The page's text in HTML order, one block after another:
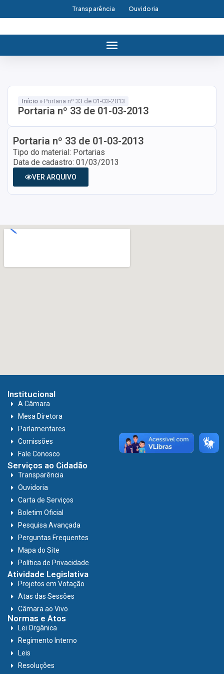
Transparência Ouvidoria
Início » Portaria nº 33 de 01-03-2013
Portaria nº 33 de 01-03-2013
Portaria nº 33 de 01-03-2013
Tipo do material: Portarias
Data de cadastro: 01/03/2013
VER ARQUIVO
Institucional
A Câmara
Mesa Diretora
Parlamentares
Comissões
Fale Conosco
Serviços ao Cidadão
Transparência
Ouvidoria
Carta de Serviços
Boletim Oficial
Pesquisa Avançada
Perguntas Frequentes
Mapa do Site
Política de Privacidade
Atividade Legislativa
Projetos em Votação
Atas das Sessões
Câmara ao Vivo
Normas e Atos
Lei Orgânica
Regimento Interno
Leis
Resoluções